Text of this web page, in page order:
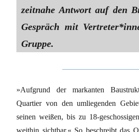
zeitnahe Antwort auf den
Gespräch mit
Gruppe.
»Aufgrund der markanten
Quartier von den umliegenden
seinen weißen, bis zu 18-
weithin sichtbar.« So beschreibt das